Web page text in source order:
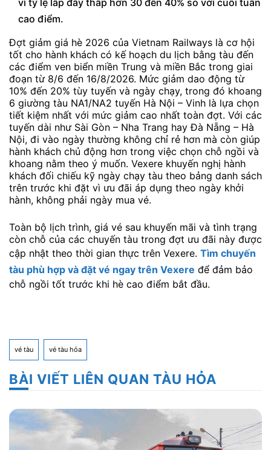
cao điểm.
Đợt giảm giá hè 2026 của Vietnam Railways là cơ hội
tốt cho hành khách có kế hoạch du lịch bằng tàu đến
các điểm ven biển miền Trung và miền Bắc trong giai
đoạn từ 8/6 đến 16/8/2026. Mức giảm dao động từ
10% đến 20% tùy tuyến và ngày chạy, trong đó khoang
6 giường tàu NA1/NA2 tuyến Hà Nội – Vinh là lựa chọn
tiết kiệm nhất với mức giảm cao nhất toàn đợt. Với các
tuyến dài như Sài Gòn – Nha Trang hay Đà Nẵng – Hà
Nội, đi vào ngày thường không chỉ rẻ hơn mà còn giúp
hành khách chủ động hơn trong việc chọn chỗ ngồi và
khoang nằm theo ý muốn. Vexere khuyến nghị hành
khách đối chiếu kỹ ngày chạy tàu theo bảng danh sách
trên trước khi đặt vì ưu đãi áp dụng theo ngày khởi
hành, không phải ngày mua vé.
Toàn bộ lịch trình, giá vé sau khuyến mãi và tình trạng
còn chỗ của các chuyến tàu trong đợt ưu đãi này được
cập nhật theo thời gian thực trên Vexere. Tìm chuyến
tàu phù hợp và đặt vé ngay trên Vexere để đảm bảo
chỗ ngồi tốt trước khi hè cao điểm bắt đầu.
vé tàu vé tàu hỏa
BÀI VIẾT LIÊN QUAN TÀU HỎA